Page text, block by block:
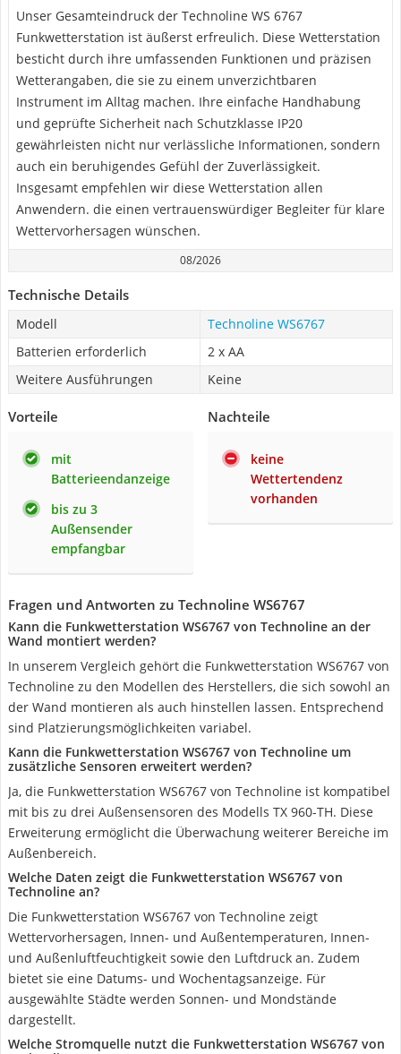
Unser Gesamteindruck der Technoline WS 6767
Funkwetterstation ist äußerst erfreulich. Diese Wetterstation
besticht durch ihre umfassenden Funktionen und präzisen
Wetterangaben, die sie zu einem unverzichtbaren
Instrument im Alltag machen. Ihre einfache Handhabung
und geprüfte Sicherheit nach Schutzklasse IP20
gewährleisten nicht nur verlässliche Informationen, sondern
auch ein beruhigendes Gefühl der Zuverlässigkeit.
Insgesamt empfehlen wir diese Wetterstation allen
Anwendern. die einen vertrauenswürdiger Begleiter für klare
Wettervorhersagen wünschen.
08/2026
Technische Details
Modell
Technoline WS6767
Batterien erforderlich
2 x AA
Weitere Ausführungen
Keine
Vorteile
mit
Batterieendanzeige
bis zu 3
Außensender
empfangbar
Nachteile
keine
Wettertendenz
vorhanden
Fragen und Antworten zu Technoline WS6767
Kann die Funkwetterstation WS6767 von Technoline an der
Wand montiert werden?
In unserem Vergleich gehört die Funkwetterstation WS6767 von
Technoline zu den Modellen des Herstellers, die sich sowohl an
der Wand montieren als auch hinstellen lassen. Entsprechend
sind Platzierungsmöglichkeiten variabel.
Kann die Funkwetterstation WS6767 von Technoline um
zusätzliche Sensoren erweitert werden?
Ja, die Funkwetterstation WS6767 von Technoline ist kompatibel
mit bis zu drei Außensensoren des Modells TX 960-TH. Diese
Erweiterung ermöglicht die Überwachung weiterer Bereiche im
Außenbereich.
Welche Daten zeigt die Funkwetterstation WS6767 von
Technoline an?
Die Funkwetterstation WS6767 von Technoline zeigt
Wettervorhersagen, Innen- und Außentemperaturen, Innen-
und Außenluftfeuchtigkeit sowie den Luftdruck an. Zudem
bietet sie eine Datums- und Wochentagsanzeige. Für
ausgewählte Städte werden Sonnen- und Mondstände
dargestellt.
Welche Stromquelle nutzt die Funkwetterstation WS6767 von